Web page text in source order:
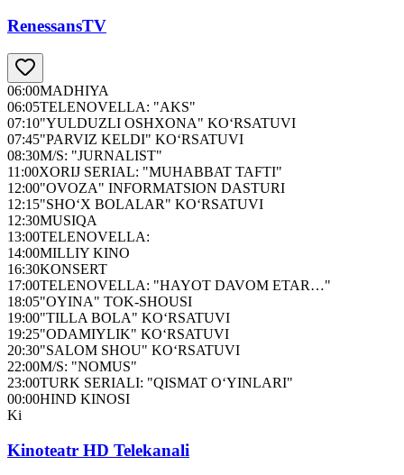
RenessansTV
06:00MADHIYA
06:05TELENOVELLA: "AKS"
07:10"YULDUZLI OSHXONA" KO‘RSATUVI
07:45"PARVIZ KELDI" KO‘RSATUVI
08:30M/S: "JURNALIST"
11:00XORIJ SERIAL: "MUHABBAT TAFTI"
12:00"OVOZA" INFORMATSION DASTURI
12:15"SHO‘X BOLALAR" KO‘RSATUVI
12:30MUSIQA
13:00TELENOVELLA:
14:00MILLIY KINO
16:30KONSERT
17:00TELENOVELLA: "HAYOT DAVOM ETAR…"
18:05"OYINA" TOK-SHOUSI
19:00"TILLA BOLA" KO‘RSATUVI
19:25"ODAMIYLIK" KO‘RSATUVI
20:30"SALOM SHOU" KO‘RSATUVI
22:00M/S: "NOMUS"
23:00TURK SERIALI: "QISMAT O‘YINLARI"
00:00HIND KINOSI
Ki
Kinoteatr HD Telekanali